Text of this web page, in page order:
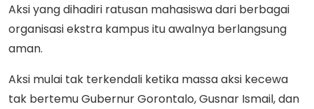
Aksi yang dihadiri ratusan mahasiswa dari berbagai
organisasi ekstra kampus itu awalnya berlangsung
aman.
Aksi mulai tak terkendali ketika massa aksi kecewa
tak bertemu Gubernur Gorontalo, Gusnar Ismail, dan